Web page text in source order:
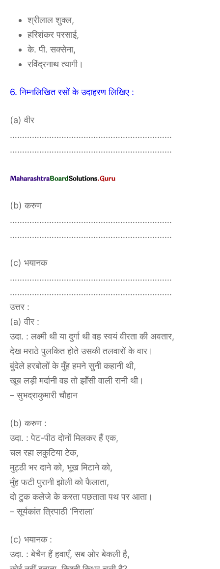
श्रीलाल शुक्ल,
हरिशंकर परसाई,
के. पी. सक्सेना,
रविंद्रनाथ त्यागी।
6. निम्नलिखित रसों के उदाहरण लिखिए :
(a) वीर
…………………………………………………………
…………………………………………………………
(b) करुण
…………………………………………………………
…………………………………………………………
(c) भयानक
…………………………………………………………
…………………………………………………………
उत्तर :
(a) वीर :
उदा. : लक्ष्मी थी या दुर्गा थी वह स्वयं वीरता की अवतार,
देख मराठे पुलकित होते उसकी तलवारों के वार।
बुंदेले हरबोलों के मुँह हमने सुनी कहानी थी,
खूब लड़ी मर्दानी वह तो झाँसी वाली रानी थी।
– सुभद्राकुमारी चौहान
(b) करुण :
उदा. : पेट-पीठ दोनों मिलकर हैं एक,
चल रहा लकुटिया टेक,
मुट्ठी भर दाने को, भूख मिटाने को,
मुँह फटी पुरानी झोली को फैलाता,
दो टुक कलेजे के करता पछताता पथ पर आता।
– सूर्यकांत त्रिपाठी ‘निराला’
(c) भयानक :
उदा. : बेचैन हैं हवाएँ, सब ओर बेकली है,